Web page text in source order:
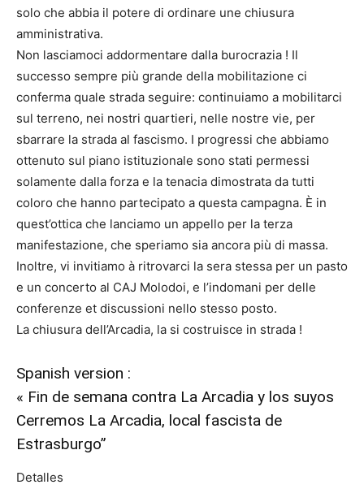
solo che abbia il potere di ordinare une chiusura
amministrativa.
Non lasciamoci addormentare dalla burocrazia ! Il
successo sempre più grande della mobilitazione ci
conferma quale strada seguire: continuiamo a mobilitarci
sul terreno, nei nostri quartieri, nelle nostre vie, per
sbarrare la strada al fascismo. I progressi che abbiamo
ottenuto sul piano istituzionale sono stati permessi
solamente dalla forza e la tenacia dimostrata da tutti
coloro che hanno partecipato a questa campagna. È in
quest’ottica che lanciamo un appello per la terza
manifestazione, che speriamo sia ancora più di massa.
Inoltre, vi invitiamo à ritrovarci la sera stessa per un pasto
e un concerto al CAJ Molodoi, e l’indomani per delle
conferenze et discussioni nello stesso posto.
La chiusura dell’Arcadia, la si costruisce in strada !
Spanish version :
« Fin de semana contra La Arcadia y los suyos
Cerremos La Arcadia, local fascista de
Estrasburgo”
Detalles